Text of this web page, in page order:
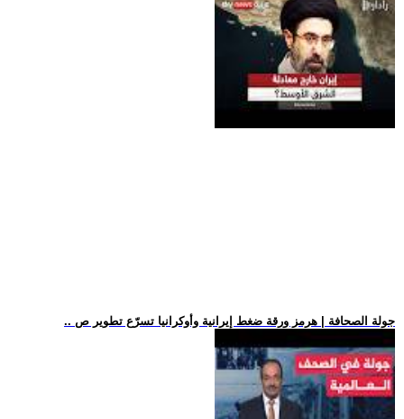
.. جولة الصحافة | هرمز ورقة ضغط إيرانية وأوكرانيا تسرّع تطوير ص